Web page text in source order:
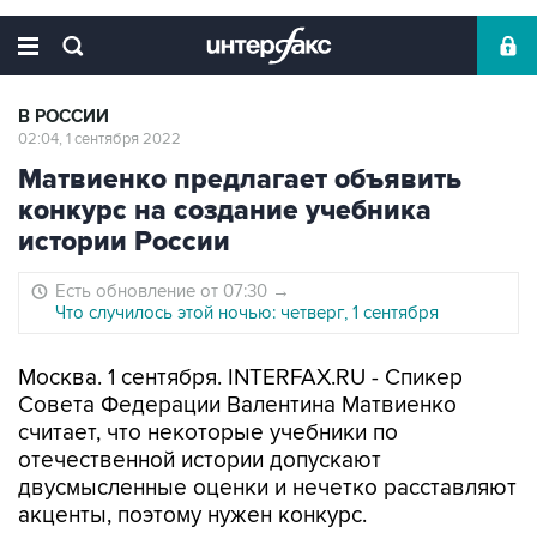
В РОССИИ
02:04, 1 сентября 2022
Матвиенко предлагает объявить
конкурс на создание учебника
истории России
Есть обновление от 07:30 →
Что случилось этой ночью: четверг, 1 сентября
Москва. 1 сентября. INTERFAX.RU - Спикер
Совета Федерации Валентина Матвиенко
считает, что некоторые учебники по
отечественной истории допускают
двусмысленные оценки и нечетко расставляют
акценты, поэтому нужен конкурс.